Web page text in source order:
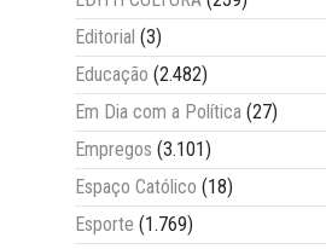
Editorial (3)
Educação (2.482)
Em Dia com a Política (27)
Empregos (3.101)
Espaço Católico (18)
Esporte (1.769)